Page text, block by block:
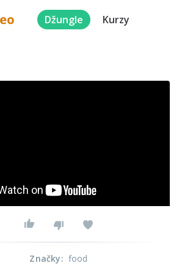
Džungle Kurzy
Značky: food